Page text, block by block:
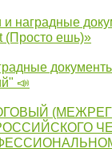
и наградные
(Просто ешь)»
📣